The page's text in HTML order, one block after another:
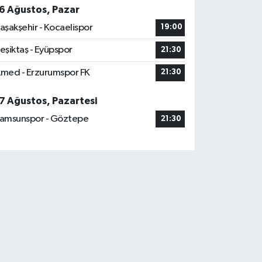
Ağustos, Pazar
- Kocaelispor
19:00
- Eyüpspor 21:30
- Erzurumspor FK 21:30
Ağustos, Pazartesi
- Göztepe
21:30